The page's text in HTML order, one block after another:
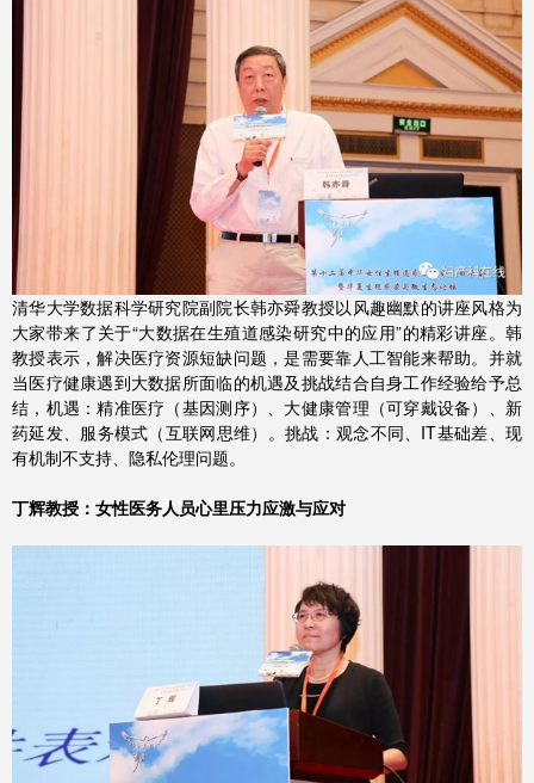
清华大学数据科学研究院副院长韩亦舜教授以风趣幽默的讲座风格为
大家带来了关于“大数据在生殖道感染研究中的应用”的精彩讲座。韩
教授表示，解决医疗资源短缺问题，是需要靠人工智能来帮助。并就
当医疗健康遇到大数据所面临的机遇及挑战结合自身工作经验给予总
结，机遇：精准医疗（基因测序）、大健康管理（可穿戴设备）、新
药延发、服务模式（互联网思维）。挑战：观念不同、IT基础差、现
有机制不支持、隐私伦理问题。
丁辉教授：女性医务人员心里压力应激与应对